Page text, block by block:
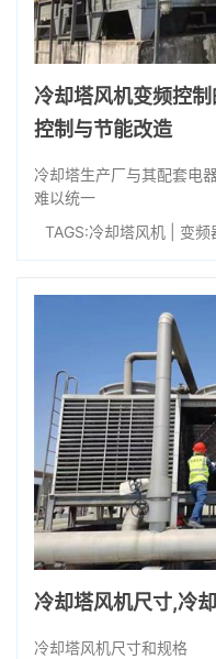
冷却塔风机变频控
控制与节能改造
冷却塔生产厂与其配套电
难以统一
TAGS:冷却塔风机 变频
冷却塔风机尺寸,冷
冷却塔风机尺寸和规格